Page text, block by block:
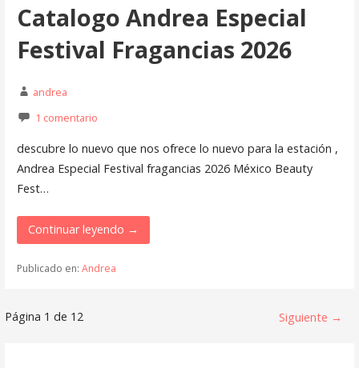
Catalogo Andrea Especial
Festival Fragancias 2026
andrea
1 comentario
descubre lo nuevo que nos ofrece lo nuevo para la estación ,
Andrea Especial Festival fragancias 2026 México Beauty
Fest…
Continuar leyendo →
Publicado en: Andrea
Navegación
Página 1 de 12 Siguiente →